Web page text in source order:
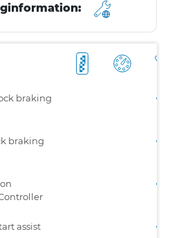
braking
braking
assist